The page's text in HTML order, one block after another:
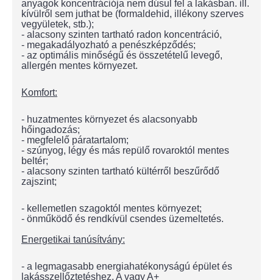
anyagok koncentrációja nem dúsul fel a lakásban. ill.
kívülről sem juthat be (formaldehid, illékony szerves
vegyületek, stb.);
- alacsony szinten tartható radon koncentráció,
- megakadályozható a penészképződés;
- az optimális minőségű és összetételű levegő,
allergén mentes környezet.
Komfort:
- huzatmentes környezet és alacsonyabb
hőingadozás;
- megfelelő páratartalom;
- szúnyog, légy és más repülő rovaroktól mentes
beltér;
- alacsony szinten tartható kültérről beszűrődő
zajszint;
- kellemetlen szagoktól mentes környezet;
- önműködő és rendkívül csendes üzemeltetés.
Energetikai tanúsítvány:
- a legmagasabb energiahatékonyságú épület és
lakásszellőztetéshez, A vagy A+